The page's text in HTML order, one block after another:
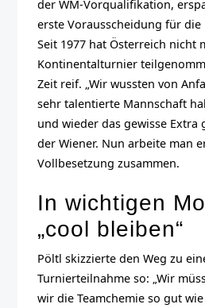
der WM-Vorqualifikation,
erste Vorausscheidung für die
Seit 1977 hat Österreich nicht
Kontinentalturnier
Zeit reif. „Wir wussten von
sehr talentierte Mannschaft
und wieder das gewisse Extra
der Wiener. Nun arbeite man
Vollbesetzung zusammen.
In wichtigen
„cool bleiben“
Pöltl skizzierte den Weg zu
Turnierteilnahme so: „Wir
wir die Teamchemie so gut